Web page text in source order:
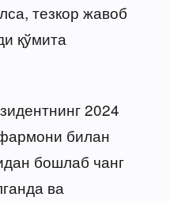
тезкор жавоб
қўмита
2024
билан
бошлаб чанг
ва